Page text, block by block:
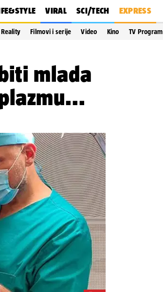
VIRAL SCI/TECH EXPRESS
Reality Filmovi i serije Video Kino TV Program
mlada